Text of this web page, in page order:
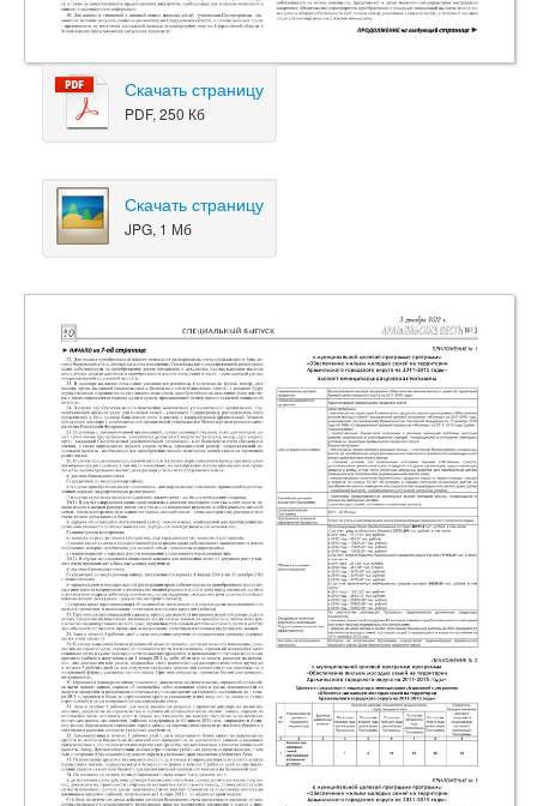
Скачать страницу
PDF, 250 Кб
Скачать страницу
JPG, 1 Мб